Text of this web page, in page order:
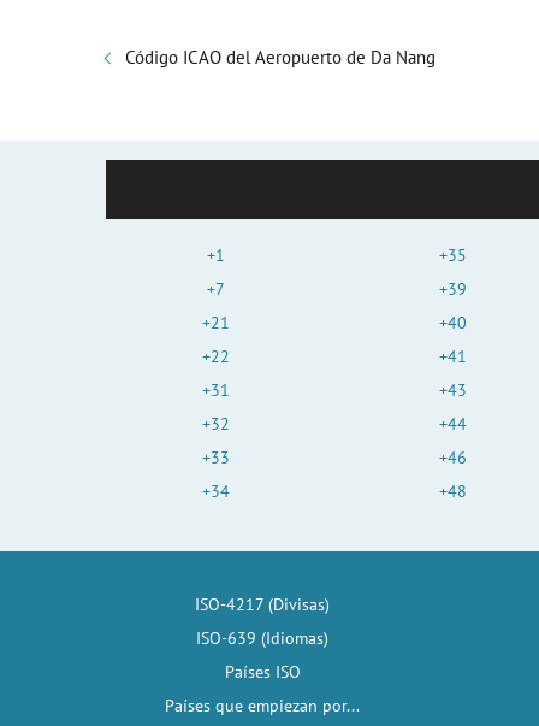
Código ICAO del Aeropuerto de Da Nang
+1
+7
+21
+22
+31
+32
+33
+34
+35
+39
+40
+41
+43
+44
+46
+48
ISO-4217 (Divisas)
ISO-639 (Idiomas)
Países ISO
Países que empiezan por...